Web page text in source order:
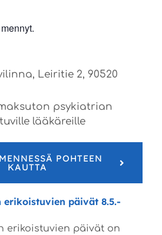
Leiritie 2, 90520
psykiatrian
lääkäreille
POHTEEN
KAUTTA
päivät 8.5.-
erikoistuvien päivät on